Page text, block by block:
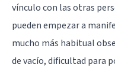
vínculo con las otras
pueden empezar a
mucho más habitual
de vacío, dificultad para